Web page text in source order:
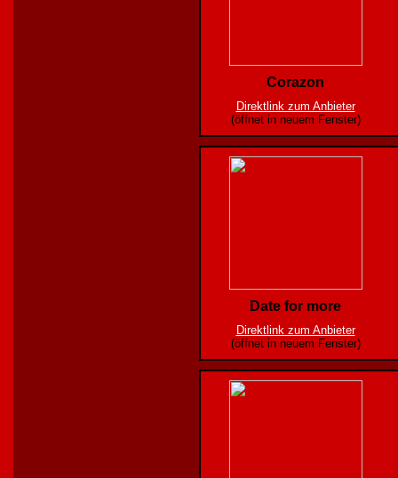
Corazon
Direktlink zum Anbieter
(öffnet in neuem Fenster)
Date for more
Direktlink zum Anbieter
(öffnet in neuem Fenster)